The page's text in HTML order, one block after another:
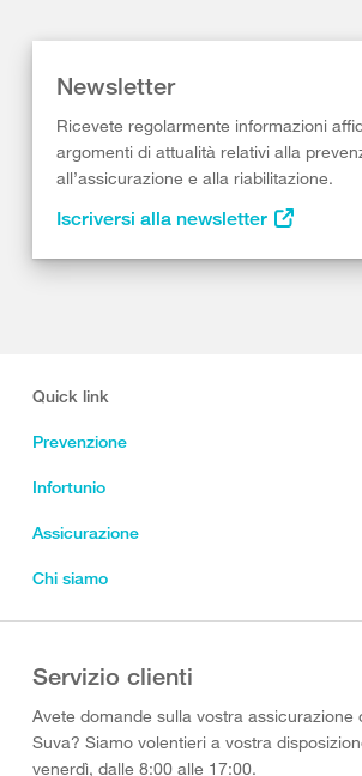
Newsletter
Ricevete regolarmente informazioni
argomenti di attualità relativi alla
all’assicurazione e alla riabilitazione.
Iscriversi alla newsletter
Quick link
Prevenzione
Infortunio
Assicurazione
Chi siamo
Servizio clienti
Avete domande sulla vostra assicurazione
Suva? Siamo volentieri a vostra
venerdì, dalle 8:00 alle 17:00.